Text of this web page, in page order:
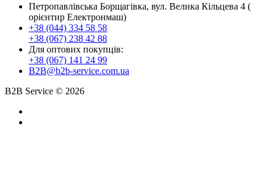
Петропавлівська Борщагівка, вул. Велика Кільцева 4 (
орієнтир Електронмаш)
+38 (044) 334 58 58
+38 (067) 238 42 88
Для оптових покупців:
+38 (067) 141 24 99
B2B@b2b-service.com.ua
B2B Service © 2026